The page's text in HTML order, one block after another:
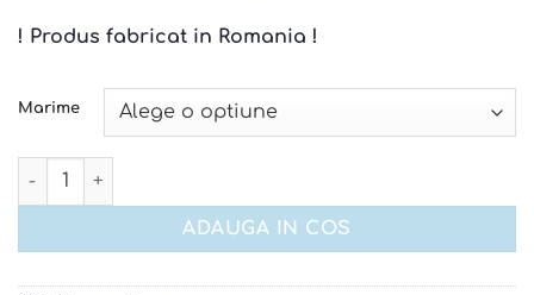
! Produs fabricat in Romania !
Marime
Cantitate Set tricou si pantaloni unicorn
ADAUGA IN COS